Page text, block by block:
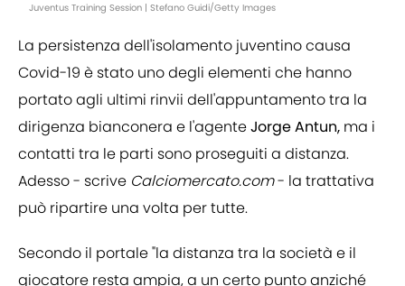
Juventus Training Session | Stefano Guidi/Getty Images
La persistenza dell'isolamento juventino causa
Covid-19 è stato uno degli elementi che hanno
portato agli ultimi rinvii dell'appuntamento tra la
dirigenza bianconera e l'agenteJorgeAntun, ma i
contatti tra le parti sono proseguiti a distanza.
Adesso - scrive Calciomercato.com- la trattativa
può ripartire una volta per tutte.
Secondo il portale "la distanza tra la società e il
giocatore resta ampia, a un certo punto anziché